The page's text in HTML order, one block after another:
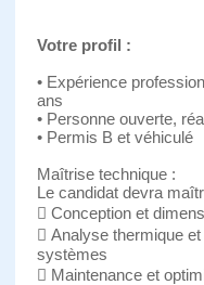
Votre profil :
• Expérience
ans
• Personne ouverte,
• Permis B et véhiculé
Maîtrise technique :
Le candidat devra
 Conception et
 Analyse thermique
systèmes
 Maintenance et